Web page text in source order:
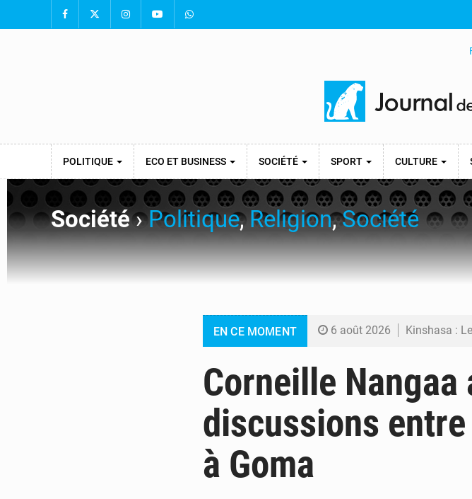
POLITIQUE ECO ET BUSINESS SOCIÉTÉ SPORT CULTURE
Société›Politique,Religion,Société
EN CE MOMENT 6 août 2026 Kinshasa : Le
6 août 2026 Ebola :
5 août 2026 FRIVAO : le
Corneille
discussions entre
à Goma